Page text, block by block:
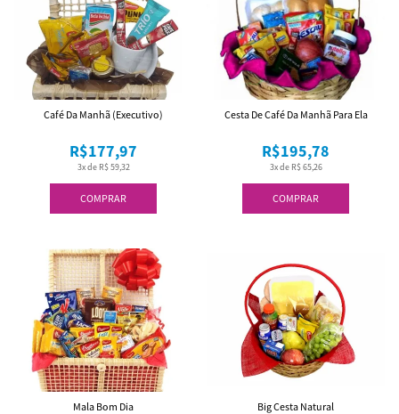
COMPRAR
3x de R$ 59,32
R$177,97
Café Da Manhã (Executivo)
COMPRAR
3x de R$ 65,26
R$195,78
Cesta De Café Da Manhã Para Ela
Mala Bom Dia Big Cesta Natural